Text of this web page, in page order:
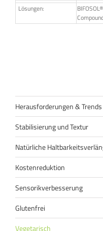
Lösungen:
Herausforderungen & Trends
Stabilisierung und Textur
Natürliche
Kostenreduktion
Sensorikverbesserung
Glutenfrei
Vegetarisch